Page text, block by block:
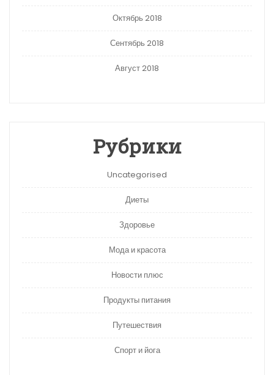
Октябрь 2018
Сентябрь 2018
Август 2018
Рубрики
Uncategorised
Диеты
Здоровье
Мода и красота
Новости плюс
Продукты питания
Путешествия
Спорт и йога